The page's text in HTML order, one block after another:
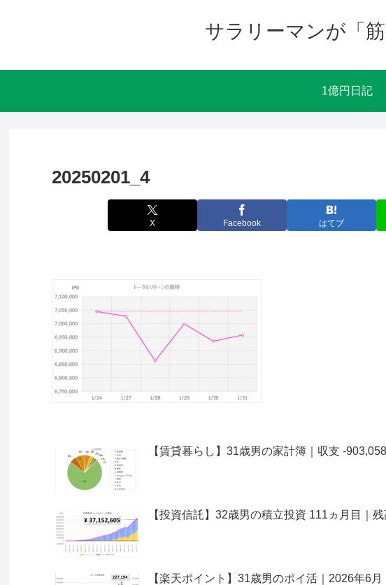
サラリーマンが「
1億円日記
20250201_4
X Facebook はてブ
【賃貸暮らし】31歳男の家計簿｜収支 -
【投資信託】32歳男の積立投資 111ヵ月目｜
【楽天ポイント】31歳男のポイ活｜2026年6